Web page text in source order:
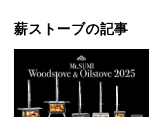
薪ストーブの記事